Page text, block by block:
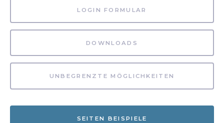
LOGIN FORMULAR
DOWNLOADS
UNBEGRENZTE MÖGLICHKEITEN
SEITEN BEISPIELE